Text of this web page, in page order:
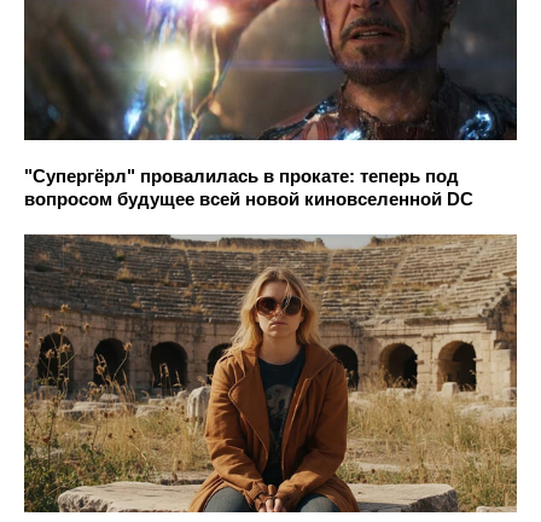
"Супергёрл" провалилась в прокате: теперь под
вопросом будущее всей новой киновселенной DC